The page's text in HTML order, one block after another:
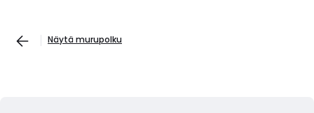
Näytä murupolku